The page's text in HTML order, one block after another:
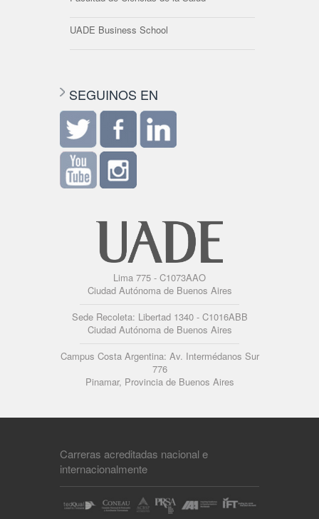
UADE Business School
SEGUINOS EN
Lima 775 - C1073AAO
Ciudad Autónoma de Buenos Aires
Sede Recoleta: Libertad 1340 - C1016ABB
Ciudad Autónoma de Buenos Aires
Campus Costa Argentina: Av. Intermédanos Sur
776
Pinamar, Provincia de Buenos Aires
Carreras acreditadas nacional e
internacionalmente